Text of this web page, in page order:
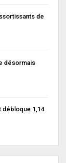
de
désormais
débloque 1,14